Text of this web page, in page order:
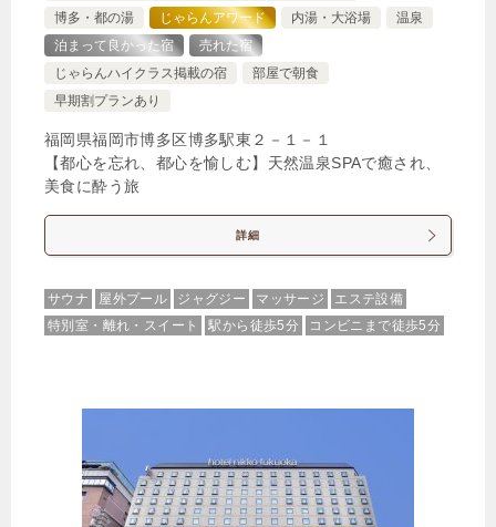
博多・都の湯
じゃらんアワード 内湯・大浴場
温泉
泊まって良かった宿
売れた宿
じゃらんハイクラス掲載の宿
部屋で朝食
早期割プランあり
福岡県福岡市博多区博多駅東２－１－１
【都心を忘れ、都心を愉しむ】天然温泉SPAで癒され、
美食に酔う旅
詳細
サウナ 屋外プール ジャグジー マッサージ
エステ設備
特別室・離れ・スイート
駅から徒歩5分 コンビニまで徒歩5分